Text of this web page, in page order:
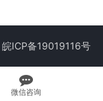
皖ICP备19019116号
微信咨询